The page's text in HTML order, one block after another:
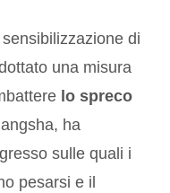
di
una misura
lo spreco
ha
sulle quali i
pesarsi e il